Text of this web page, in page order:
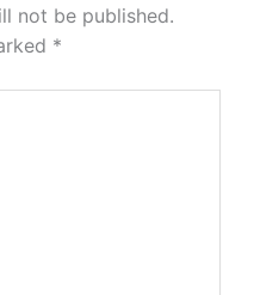
not be published.
*